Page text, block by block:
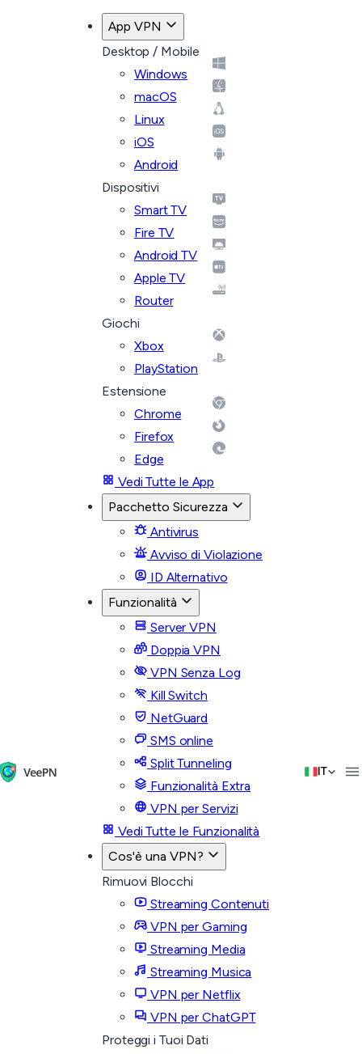
App VPN
Desktop / Mobile
Windows
macOS
Linux
iOS
Android
Dispositivi
Smart TV
Fire TV
Android TV
Apple TV
Router
Giochi
Xbox
PlayStation
Estensione
Chrome
Firefox
Edge
Vedi Tutte le App
Pacchetto Sicurezza
Antivirus
Avviso di Violazione
ID Alternativo
Funzionalità
Server VPN
Doppia VPN
VPN Senza Log
Kill Switch
NetGuard
SMS online
Split Tunneling
Funzionalità Extra
VPN per Servizi
Vedi Tutte le Funzionalità
Cos'è una VPN?
Rimuovi Blocchi
Streaming Contenuti
VPN per Gaming
Streaming Media
Streaming Musica
VPN per Netflix
VPN per ChatGPT
Proteggi i Tuoi Dati
IT